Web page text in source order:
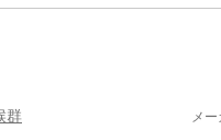
群 メ